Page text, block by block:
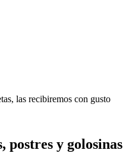
las recibiremos con gusto
postres y golosinas